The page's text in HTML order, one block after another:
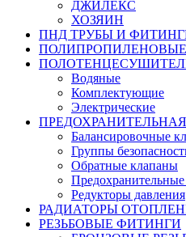
ДЖИЛЕКС
ХОЗЯИН
ПНД ТРУБЫ И
Водяные
Комплектующие
Электрические
Балансировочные
Группы
Обратные клапаны
Редукторы давления
РАДИАТОРЫ
РЕЗЬБОВЫЕ ФИТИНГИ